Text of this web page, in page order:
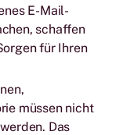
E-Mail-
schaffen
für Ihren
müssen nicht
Das